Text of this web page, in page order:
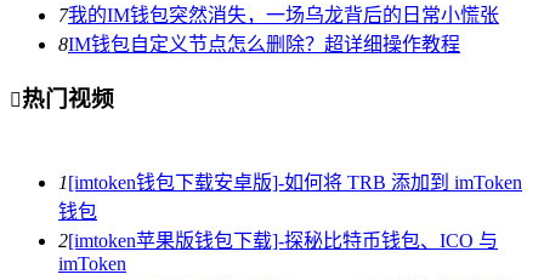
7我的IM钱包突然消失，一场乌龙背后的日常小慌张
8IM钱包自定义节点怎么删除？超详细操作教程
热门视频
1[imtoken钱包下载安卓版]-如何将 TRB 添加到 imToken
钱包
2[imtoken苹果版钱包下载]-探秘比特币钱包、ICO 与
imToken